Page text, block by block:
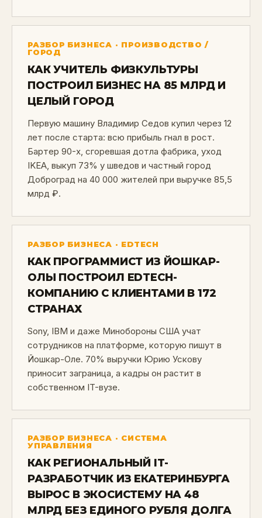
РАЗБОР БИЗНЕСА · ПРОИЗВОДСТВО /
ГОРОД
КАК УЧИТЕЛЬ ФИЗКУЛЬТУРЫ
ПОСТРОИЛ БИЗНЕС НА 85 МЛРД И
ЦЕЛЫЙ ГОРОД
Первую машину Владимир Седов купил через 12
лет после старта: всю прибыль гнал в рост.
Бартер 90-х, сгоревшая дотла фабрика, уход
IKEA, выкуп 73% у шведов и частный город
Доброград на 40 000 жителей при выручке 85,5
млрд ₽.
РАЗБОР БИЗНЕСА · EDTECH
КАК ПРОГРАММИСТ ИЗ ЙОШКАР-
ОЛЫ ПОСТРОИЛ EDTECH-
КОМПАНИЮ С КЛИЕНТАМИ В 172
СТРАНАХ
Sony, IBM и даже Минобороны США учат
сотрудников на платформе, которую пишут в
Йошкар-Оле. 70% выручки Юрию Ускову
приносит заграница, а кадры он растит в
собственном IT-вузе.
РАЗБОР БИЗНЕСА · СИСТЕМА
УПРАВЛЕНИЯ
КАК РЕГИОНАЛЬНЫЙ IT-
РАЗРАБОТЧИК ИЗ ЕКАТЕРИНБУРГА
ВЫРОС В ЭКОСИСТЕМУ НА 48
МЛРД БЕЗ ЕДИНОГО РУБЛЯ ДОЛГА